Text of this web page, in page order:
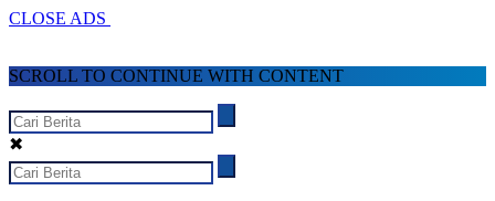
CLOSE ADS
SCROLL TO CONTINUE WITH CONTENT
✖